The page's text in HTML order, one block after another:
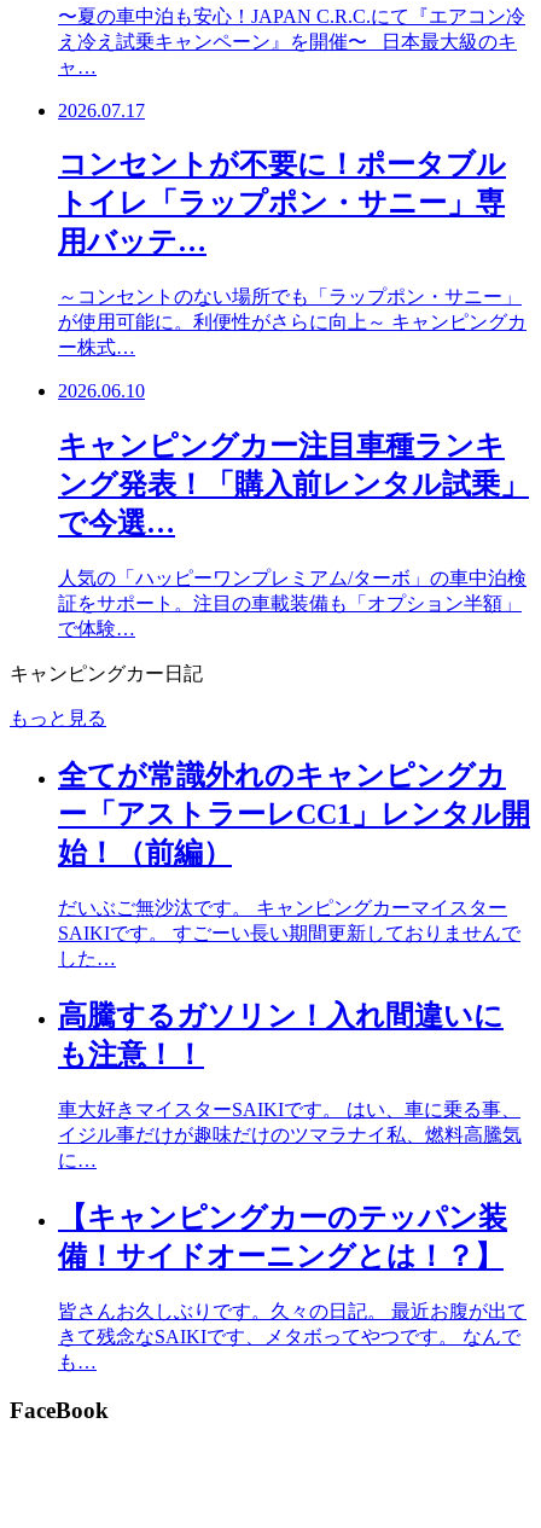
〜夏の車中泊も安心！JAPAN C.R.C.にて『エアコン冷
え冷え試乗キャンペーン』を開催〜 日本最大級のキ
ャ…
2026.07.17
コンセントが不要に！ポータブル
トイレ「ラップポン・サニー」専
用バッテ…
～コンセントのない場所でも「ラップポン・サニー」
が使用可能に。利便性がさらに向上～ キャンピングカ
ー株式…
2026.06.10
キャンピングカー注目車種ランキ
ング発表！「購入前レンタル試乗」
で今選…
人気の「ハッピーワンプレミアム/ターボ」の車中泊検
証をサポート。注目の車載装備も「オプション半額」
で体験…
キャンピングカー日記
もっと見る
全てが常識外れのキャンピングカ
ー「アストラーレCC1」レンタル開
始！（前編）
だいぶご無沙汰です。 キャンピングカーマイスター
SAIKIです。 すごーい長い期間更新しておりませんで
した…
高騰するガソリン！入れ間違いに
も注意！！
車大好きマイスターSAIKIです。 はい、車に乗る事、
イジル事だけが趣味だけのツマラナイ私、燃料高騰気
に…
【キャンピングカーのテッパン装
備！サイドオーニングとは！？】
皆さんお久しぶりです。久々の日記。 最近お腹が出て
きて残念なSAIKIです、メタボってやつです。 なんで
も…
FaceBook